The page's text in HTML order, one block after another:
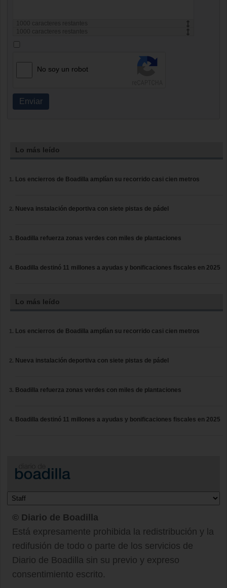
1000
caracteres restantes
1000
caracteres restantes
No soy un robot
Enviar
Lo más leído
Los encierros de Boadilla amplían su recorrido casi cien metros
Nueva instalación deportiva con siete pistas de pádel
Boadilla refuerza zonas verdes con miles de plantaciones
Boadilla destinó 11 millones a ayudas y bonificaciones fiscales en 2025
Lo más leído
Los encierros de Boadilla amplían su recorrido casi cien metros
Nueva instalación deportiva con siete pistas de pádel
Boadilla refuerza zonas verdes con miles de plantaciones
Boadilla destinó 11 millones a ayudas y bonificaciones fiscales en 2025
© Diario de Boadilla
Está expresamente prohibida la redistribución y la
redifusión de todo o parte de los servicios de
Diario de Boadilla sin su previo y expreso
consentimiento escrito.